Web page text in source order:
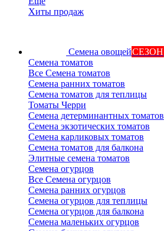
Хиты продаж
Семена овощейСЕЗОН
Семена томатов
Все Семена томатов
Семена ранних томатов
Семена томатов для теплицы
Томаты Черри
Семена детерминантных томатов
Семена экзотических томатов
Семена карликовых томатов
Семена томатов для балкона
Элитные семена томатов
Семена огурцов
Все Семена огурцов
Семена ранних огурцов
Семена огурцов для теплицы
Семена огурцов для балкона
Семена маленьких огурцов